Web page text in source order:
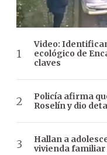
Video:
ecológico de
claves
Policía afirma
Roselín y dio
Hallan a
vivienda familiar